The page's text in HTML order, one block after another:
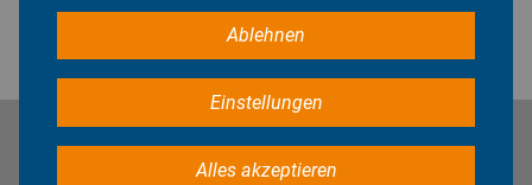
Ablehnen
Einstellungen
Alles akzeptieren